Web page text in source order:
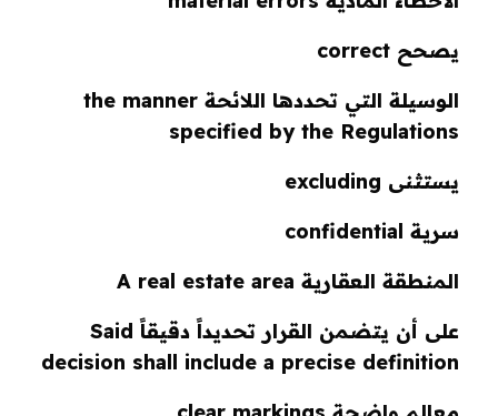
يصحح correct
الوسيلة التي تحددها اللائحة the manner
specified by the Regulations
يستثنى excluding
سرية confidential
المنطقة العقارية A real estate area
على أن يتضمن القرار تحديداً دقيقاً Said
decision shall include a precise definition